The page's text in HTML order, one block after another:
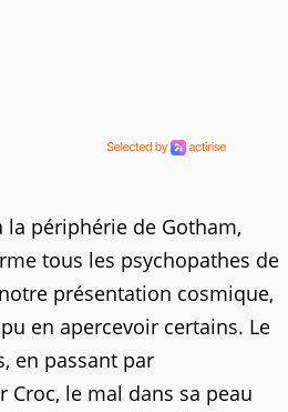
périphérie de Gotham,
tous les psychopathes de
présentation cosmique,
en apercevoir certains. Le
en passant par
le mal dans sa peau